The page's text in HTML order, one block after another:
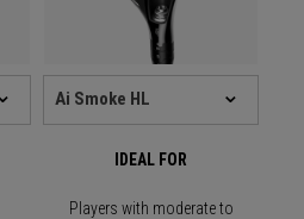
IDEAL FOR
Players with moderate to